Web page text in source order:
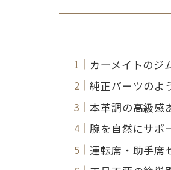
カーメイトのジ
純正パーツのよ
本革調の高級感
腕を自然にサポ
運転席・助手席